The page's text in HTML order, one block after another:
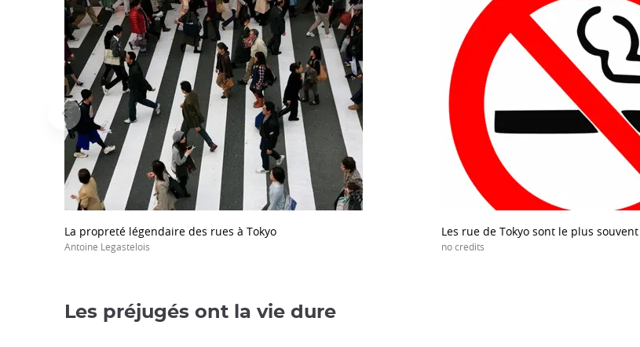
La propreté légendaire des rues à Tokyo
Antoine Legastelois
Les rue de Tokyo sont le plus
no credits
Les préjugés ont la vie dure